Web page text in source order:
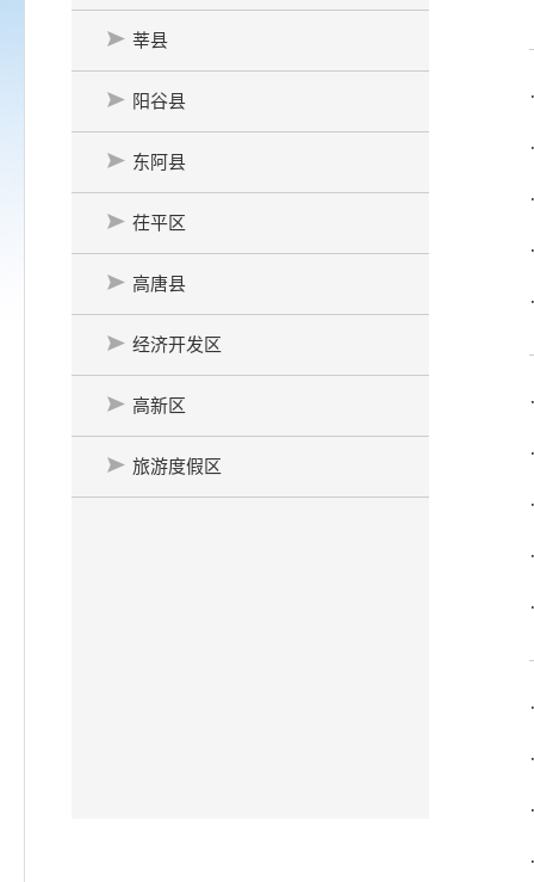
莘县
阳谷县
东阿县
茌平区
高唐县
经济开发区
高新区
旅游度假区